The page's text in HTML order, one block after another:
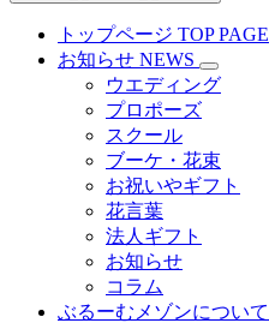
トップページ TOP PAGE
お知らせ NEWS
ウエディング
プロポーズ
スクール
ブーケ・花束
お祝いやギフト
花言葉
法人ギフト
お知らせ
コラム
ぶるーむメゾンについて